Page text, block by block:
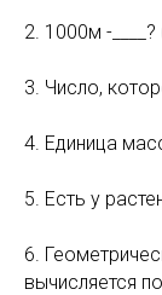
2. 1000м -
3. Число,
4. Единица
5. Есть у
6.
вычисляется